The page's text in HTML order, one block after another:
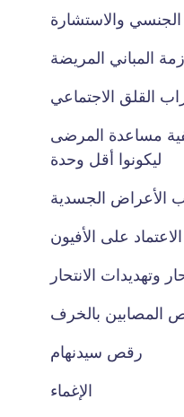
الجنسي والاستشارة
المباني المريضة
القلق الاجتماعي
مساعدة المرضى
ليكونوا أقل وحدة
الأعراض الجسدية
على الأفيون
وتهديدات الانتحار
المصابين بالخرف
رقص سيدنهام
الإغماء